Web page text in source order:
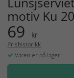
motiv Ku
69 kr
Prishistorikk
Varen er på lager